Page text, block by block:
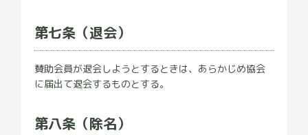
第七条（退会）
賛助会員が退会しようとするときは、あらかじめ協会
に届出て退会するものとする。
第八条（除名）